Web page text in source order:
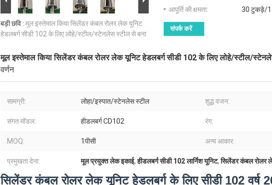
बड़ी छवि : मूल इस्तेमाल किया सिलेंडर कंबल रोलर लेक यूनिट
हेडलबर्ग सीडी 102 के लिए लोहे/स्टील/स्टेनलेस स्टील से बना
आपूर्ति की क्षमता:
30 टुकड़े/1
संपर्क करें
मूल इस्तेमाल किया सिलेंडर कंबल रोलर लेक यूनिट हेडलबर्ग सीडी 102 के लिए लोहे/स्टील/
वर्णन
सामग्री: लोहा/इस्पात/स्टेनलेस स्टील शुद्ध वजन:
संगत मॉडल: हीडलबर्ग CD102 रंग:
MOQ: 1पीसी अन्य आकार:
प्रमुखता देना: मूल प्रयुक्त लेक इकाई,हीडलबर्ग सीडी 102 लार्निश यूनिट,सिलेंडर कंबल रोलर
सिलेंडर कंबल रोलर लेक यूनिट हेडलबर्ग के लिए सीडी 102 वर्ष